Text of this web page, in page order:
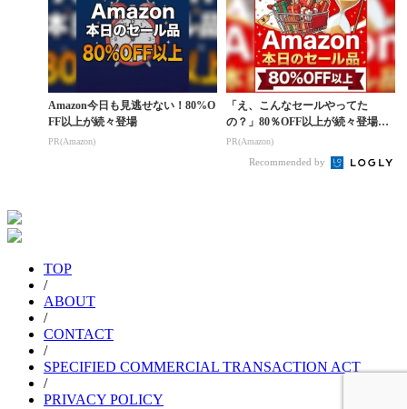
Amazon今日も見逃せない！80%O
FF以上が続々登場
PR(Amazon)
「え、こんなセールやってた
の？」80％OFF以上が続々登場！
Amazonの本気が...
PR(Amazon)
Recommended by
TOP
/
ABOUT
/
CONTACT
/
SPECIFIED COMMERCIAL TRANSACTION ACT
/
PRIVACY POLICY